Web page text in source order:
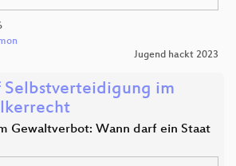
Jugend hackt 2023
Selbstverteidigung im
Gewaltverbot: Wann darf ein Staat